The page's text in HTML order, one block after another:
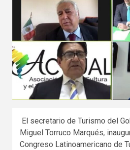
El secretario de Turismo del
Miguel Torruco Marqués,
Congreso Latinoamericano de